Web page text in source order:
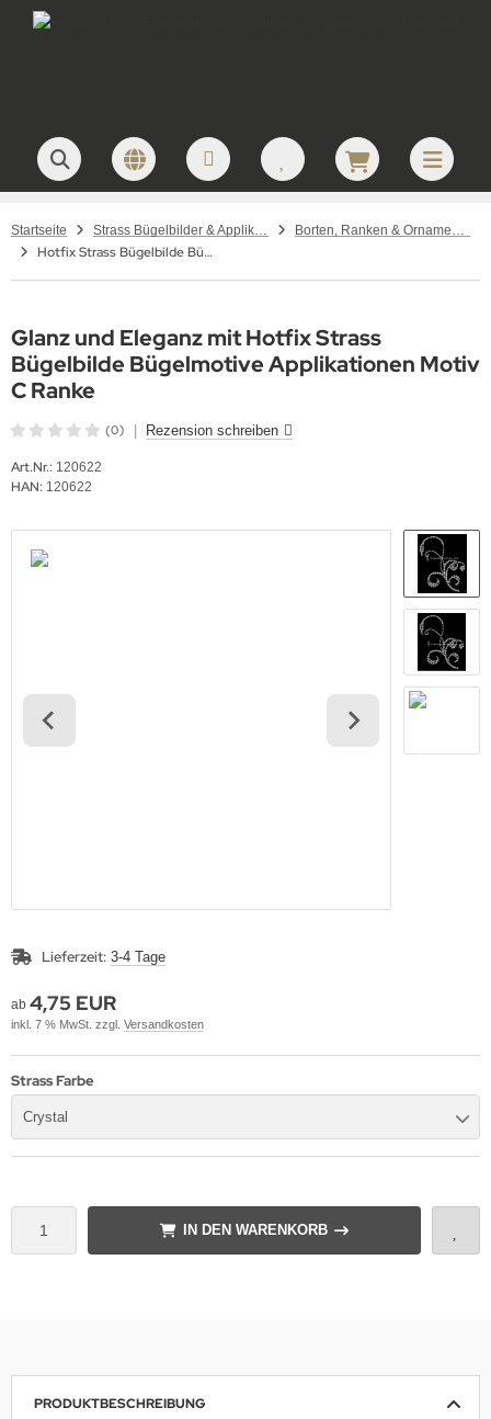
Startseite Strass Bügelbilder & Applikationen zum Aufbügeln Borten, Ranken & Ornamente – Strass Bügelbilder
Hotfix Strass Bügelbilde Bügelmotive Applikationen Motiv C Ranke Crystal 120622 Farbwahl
Glanz und Eleganz mit Hotfix Strass
Bügelbilde Bügelmotive Applikationen Motiv
C Ranke
(0) Rezension schreiben
Art.Nr.: 120622
HAN: 120622
Lieferzeit: 3-4 Tage
ab 4,75 EUR
inkl. 7 % MwSt. zzgl. Versandkosten
Strass Farbe
Crystal
IN DEN WARENKORB
PRODUKTBESCHREIBUNG